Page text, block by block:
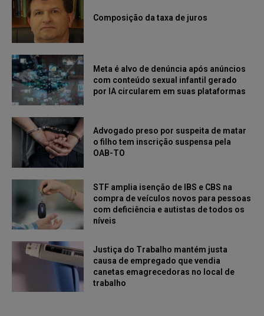
Composição da taxa de juros
Meta é alvo de denúncia após anúncios
com conteúdo sexual infantil gerado
por IA circularem em suas plataformas
Advogado preso por suspeita de matar
o filho tem inscrição suspensa pela
OAB-TO
STF amplia isenção de IBS e CBS na
compra de veículos novos para pessoas
com deficiência e autistas de todos os
níveis
Justiça do Trabalho mantém justa
causa de empregado que vendia
canetas emagrecedoras no local de
trabalho